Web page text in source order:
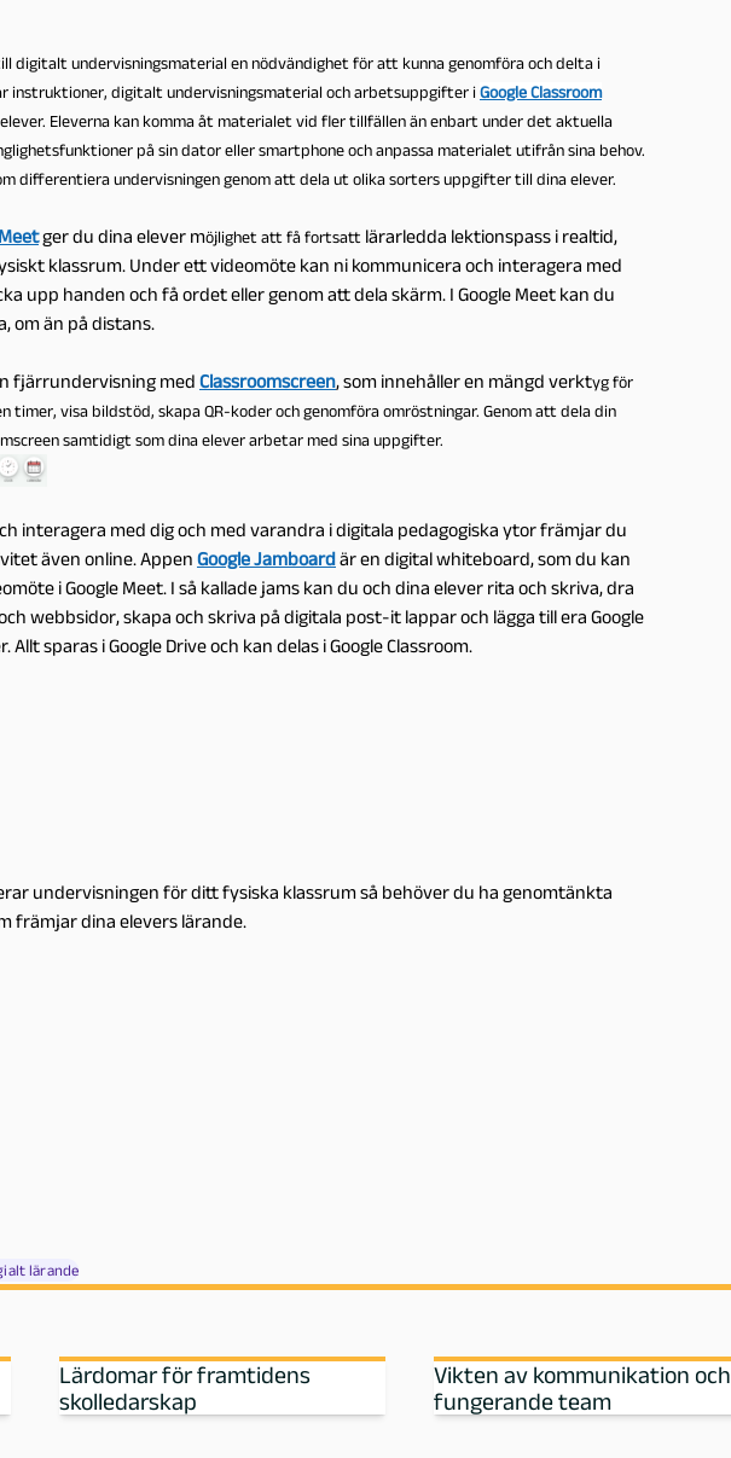
digitalt undervisningsmaterial en nödvändighet för att kunna genomföra och delta i
instruktioner, digitalt undervisningsmaterial och arbetsuppgifter iGoogle Classroom
Eleverna kan komma åt materialet vid fler tillfällen än enbart under det aktuella
på sin dator eller smartphone och anpassa materialetutifrån sina behov.
differentiera undervisningen genom att dela ut olika sorters uppgifter till dina elever.
ger du dina elever möjlighet att få fortsatt lärarledda lektionspass i realtid,
klassrum. Under ett videomöte kan ni kommunicera och interagera med
upp handen och få ordet eller genom att dela skärm. I Google Meet kan du
om än på distans.
fjärrundervisning med Classroomscreen, som innehåller en mängd verktyg för
timer, visa bildstöd, skapa QR-koder och genomföra omröstningar. Genom att dela din
samtidigt som dina elever arbetar med sina uppgifter.
interagera med dig och med varandra i digitala pedagogiska ytor främjar du
även online. Appen Google Jamboardär en digital whiteboard, som du kan
i Google Meet. I så kallade jams kan du och dina elever rita och skriva, dra
webbsidor, skapa och skriva på digitala post-it lappar och lägga till era Google
sparas i Google Drive och kan delas i Google Classroom.
undervisningen för ditt fysiska klassrum så behöver du ha genomtänkta
främjar dina elevers lärande.
lärande
Lärdomar för framtidens
skolledarskap
Vikten av kommunikation och
fungerande team